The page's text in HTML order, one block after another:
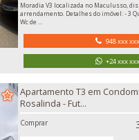
Moradia V3 localizada no Maculusso,
arrendamento. Detalhes do imóvel: - 3 Quartos suítes; - Sala; -
Wc de ...
948 xxx xxx
+24 xxx xxx
Apartamento T3 em Condomínio
Rosalinda - Fut...
Comprar